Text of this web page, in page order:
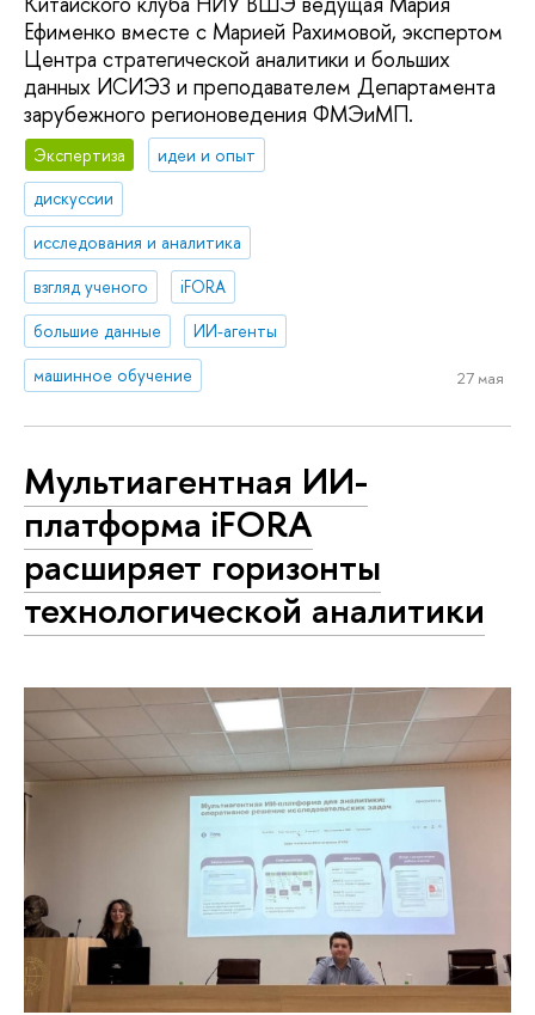
Ефименко вместе с Марией Рахимовой, экспертом
Центра стратегической аналитики и больших
данных ИСИЭЗ и преподавателем Департамента
зарубежного регионоведения ФМЭиМП.
Экспертиза
идеи и опыт
дискуссии
исследования и аналитика
взгляд ученого
iFORA
большие данные
ИИ-агенты
машинное обучение
27 мая
Мультиагентная ИИ-
платформа iFORA
расширяет горизонты
технологической аналитики